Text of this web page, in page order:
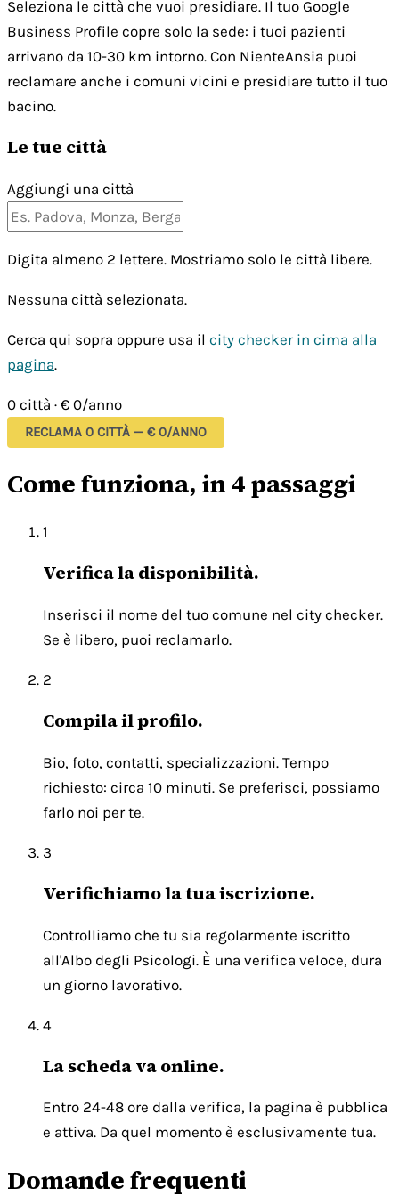
Seleziona le città che vuoi presidiare. Il tuo Google
Business Profile copre solo la sede: i tuoi pazienti
arrivano da 10-30 km intorno. Con NienteAnsia puoi
reclamare anche i comuni vicini e presidiare tutto il tuo
bacino.
Le tue città
Aggiungi una città
Digita almeno 2 lettere. Mostriamo solo le città libere.
Nessuna città selezionata.
Cerca qui sopra oppure usa il city checker in cima alla
pagina.
0 città · € 0/anno
RECLAMA 0 CITTÀ — € 0/ANNO
Come funziona, in 4 passaggi
1
Verifica la disponibilità.
Inserisci il nome del tuo comune nel city checker.
Se è libero, puoi reclamarlo.
2
Compila il profilo.
Bio, foto, contatti, specializzazioni. Tempo
richiesto: circa 10 minuti. Se preferisci, possiamo
farlo noi per te.
3
Verifichiamo la tua iscrizione.
Controlliamo che tu sia regolarmente iscritto
all'Albo degli Psicologi. È una verifica veloce, dura
un giorno lavorativo.
4
La scheda va online.
Entro 24-48 ore dalla verifica, la pagina è pubblica
e attiva. Da quel momento è esclusivamente tua.
Domande frequenti